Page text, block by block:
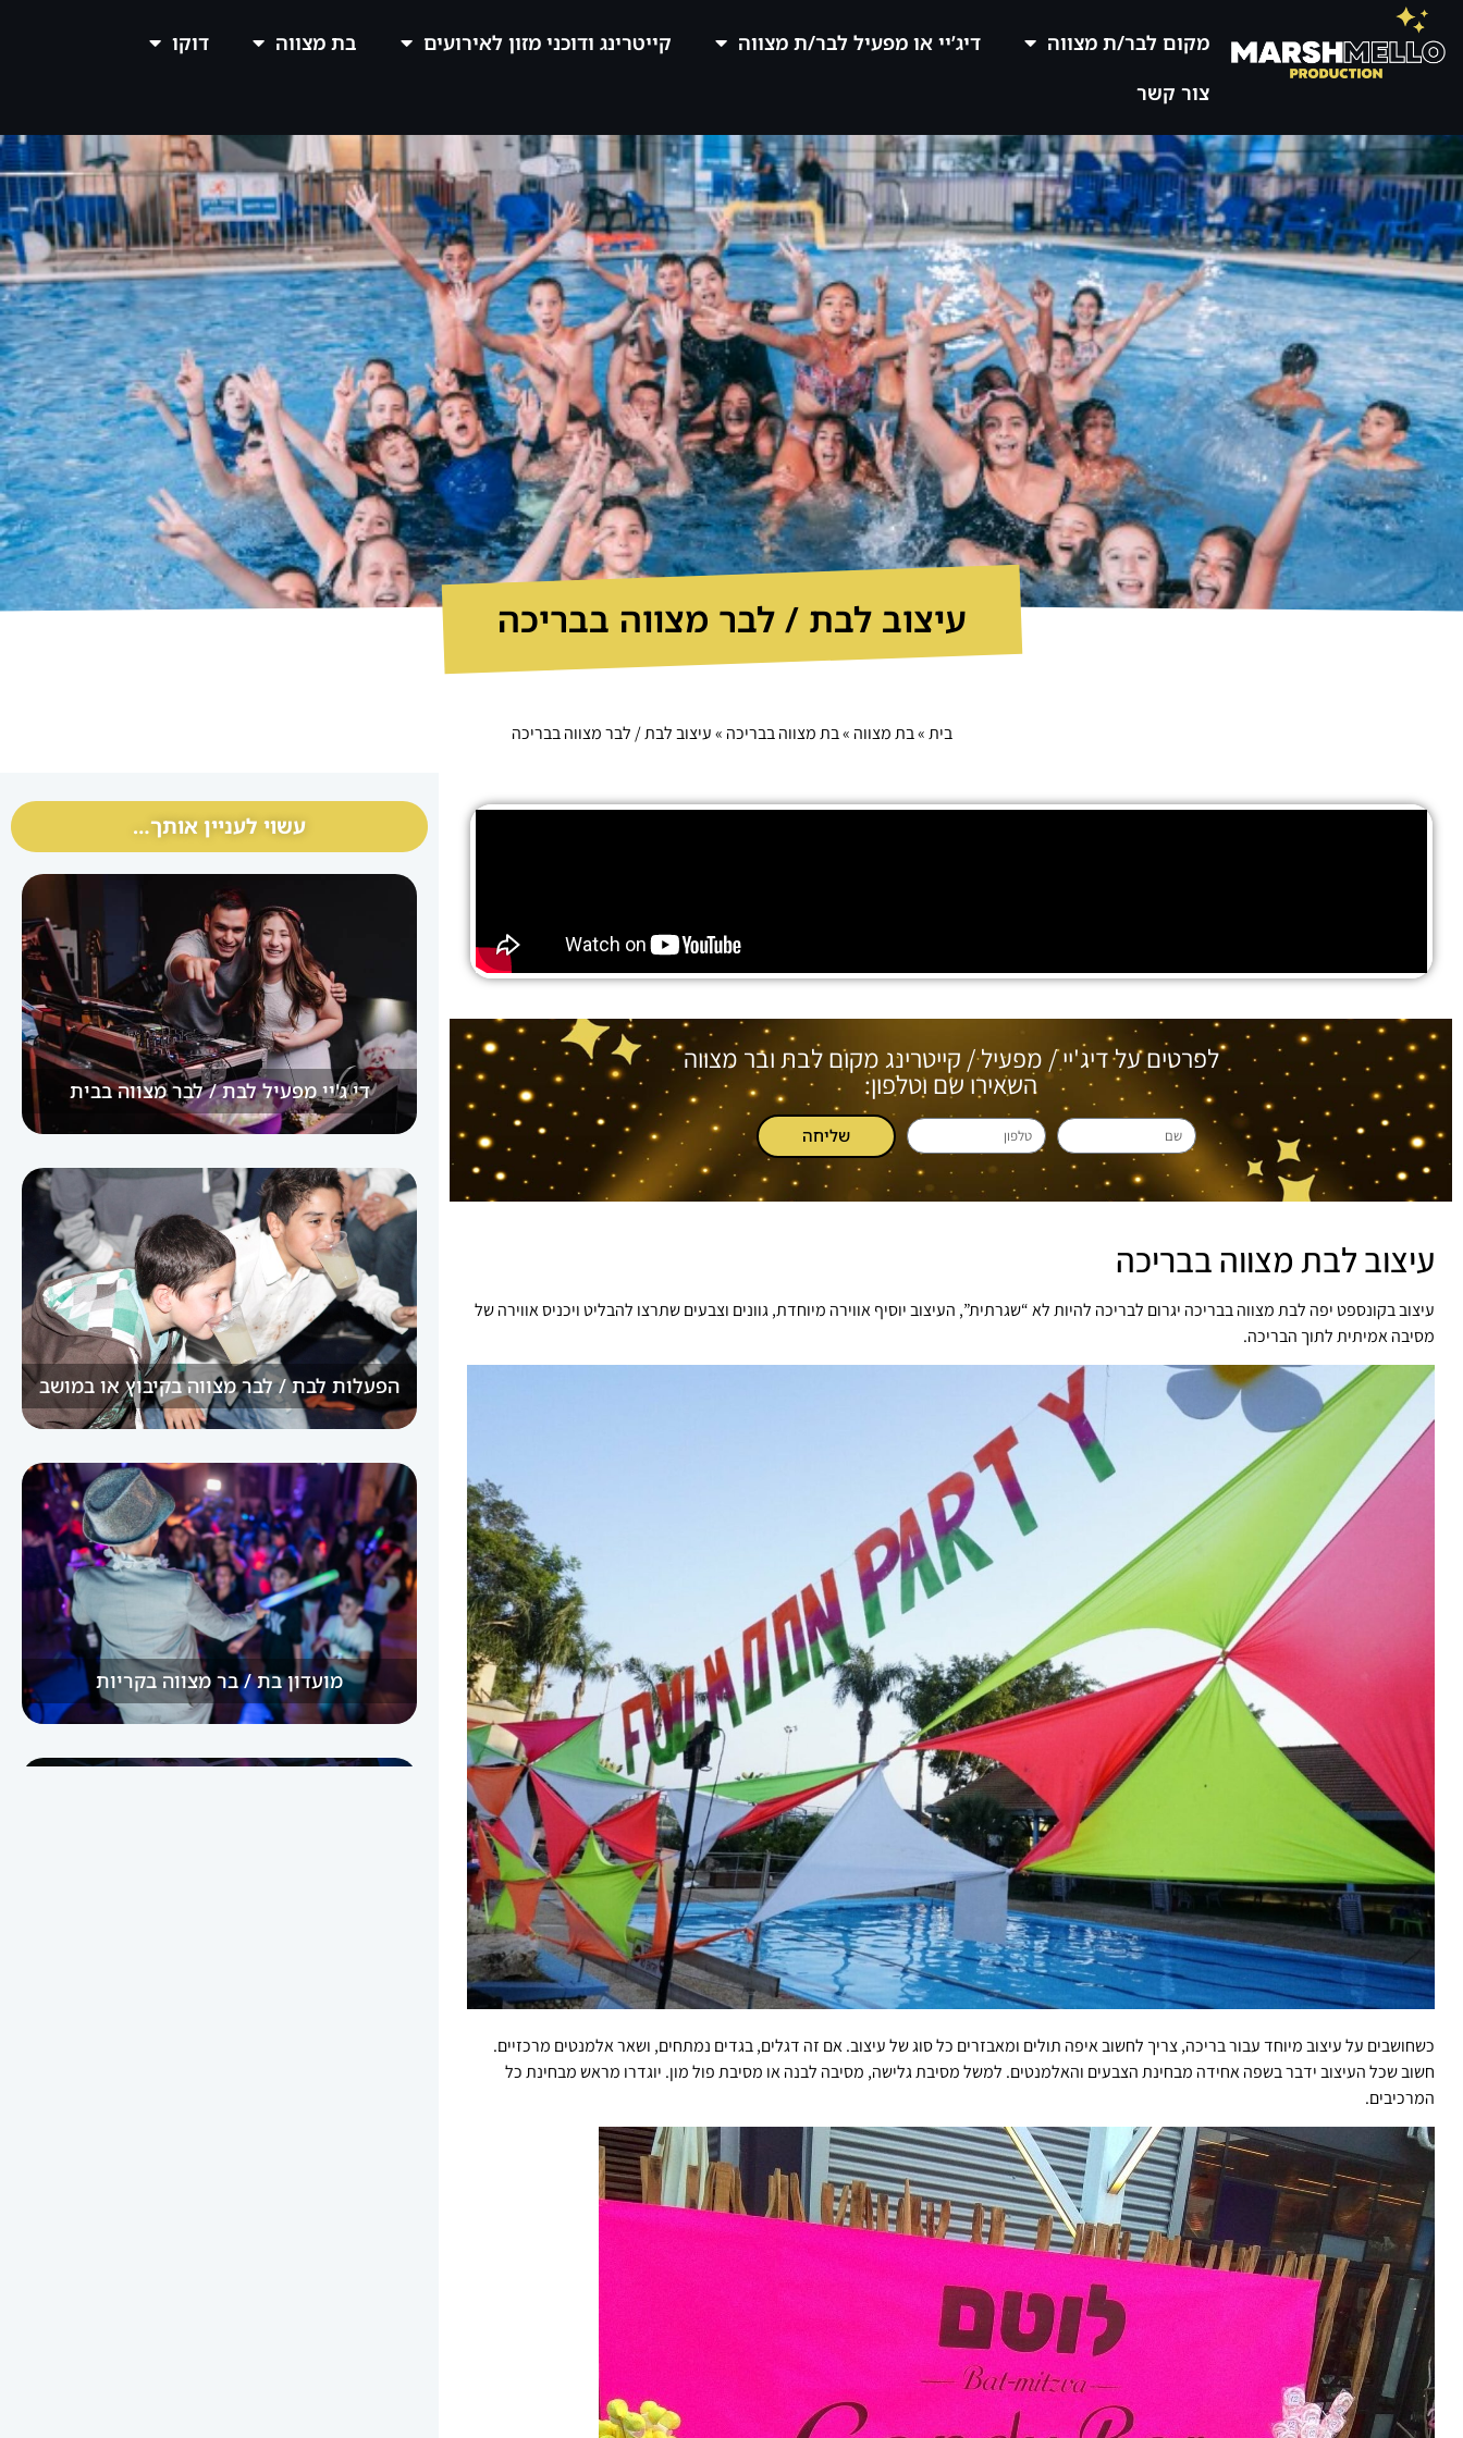
מקום לבר/ת מצווה דיג’יי או מפעיל לבר/ת מצווה קייטרינג ודוכני מזון לאירועים בת מצווה
דוקו
צור קשר
עיצוב לבת / לבר מצווה בבריכה
בית»בת מצווה »בת מצווה בבריכה »עיצוב לבת / לבר מצווה בבריכה
לפרטים על דיג'יי / מפעיל / קייטרינג מקום לבת ובר מצווה
השאירו שם וטלפון:
שליחה
עיצוב לבת מצווה בבריכה
עיצוב בקונספט יפה לבת מצווה בבריכה יגרום לבריכה להיות לא “שגרתית”, העיצוב יוסיף אווירה מיוחדת, גוונים וצבעים שתרצו להבליט ויכניס אווירה של
מסיבה אמיתית לתוך הבריכה.
כשחושבים על עיצוב מיוחד עבור בריכה, צריך לחשוב איפה תולים ומאבזרים כל סוג של עיצוב. אם זה דגלים, בגדים נמתחים, ושאר אלמנטים מרכזיים.
חשוב שכל העיצוב ידבר בשפה אחידה מבחינת הצבעים והאלמנטים. למשל מסיבת גלישה, מסיבה לבנה או מסיבת פול מון. יוגדרו מראש מבחינת כל
המרכיבים.
עשוי לעניין אותך…
די ג'יי מפעיל לבת / לבר מצווה בבית
הפעלות לבת / לבר מצווה בקיבוץ או במושב
מועדון בת / בר מצווה בקריות